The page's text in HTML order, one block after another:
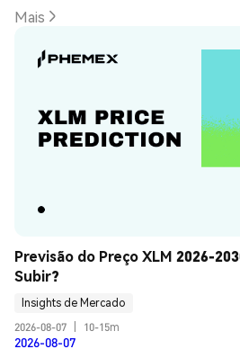
Mais
Previsão do Preço XLM 2026-
Subir?
Insights de Mercado
2026-08-07
10-15m
2026-08-07